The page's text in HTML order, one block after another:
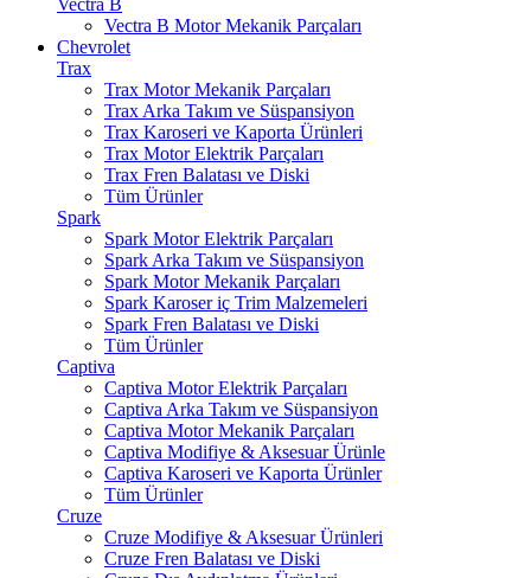
Vectra B
Vectra B Motor Mekanik Parçaları
Chevrolet
Trax
Trax Motor Mekanik Parçaları
Trax Arka Takım ve Süspansiyon
Trax Karoseri ve Kaporta Ürünleri
Trax Motor Elektrik Parçaları
Trax Fren Balatası ve Diski
Tüm Ürünler
Spark
Spark Motor Elektrik Parçaları
Spark Arka Takım ve Süspansiyon
Spark Motor Mekanik Parçaları
Spark Karoser iç Trim Malzemeleri
Spark Fren Balatası ve Diski
Tüm Ürünler
Captiva
Captiva Motor Elektrik Parçaları
Captiva Arka Takım ve Süspansiyon
Captiva Motor Mekanik Parçaları
Captiva Modifiye & Aksesuar Ürünle
Captiva Karoseri ve Kaporta Ürünler
Tüm Ürünler
Cruze
Cruze Modifiye & Aksesuar Ürünleri
Cruze Fren Balatası ve Diski